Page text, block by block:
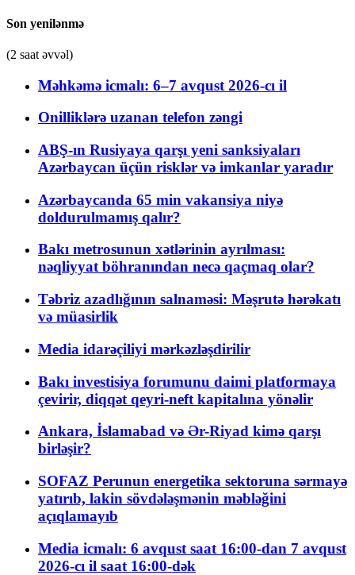
Son yenilənmə
(2 saat əvvəl)
Məhkəmə icmalı: 6–7 avqust 2026-cı il
Onilliklərə uzanan telefon zəngi
ABŞ-ın Rusiyaya qarşı yeni sanksiyaları
Azərbaycan üçün risklər və imkanlar yaradır
Azərbaycanda 65 min vakansiya niyə
doldurulmamış qalır?
Bakı metrosunun xətlərinin ayrılması:
nəqliyyat böhranından necə qaçmaq olar?
Təbriz azadlığının salnaməsi: Məşrutə hərəkatı
və müasirlik
Media idarəçiliyi mərkəzləşdirilir
Bakı investisiya forumunu daimi platformaya
çevirir, diqqət qeyri-neft kapitalına yönəlir
Ankara, İslamabad və Ər-Riyad kimə qarşı
birləşir?
SOFAZ Perunun energetika sektoruna sərmayə
yatırıb, lakin sövdələşmənin məbləğini
açıqlamayıb
Media icmalı: 6 avqust saat 16:00-dan 7 avqust
2026-cı il saat 16:00-dək